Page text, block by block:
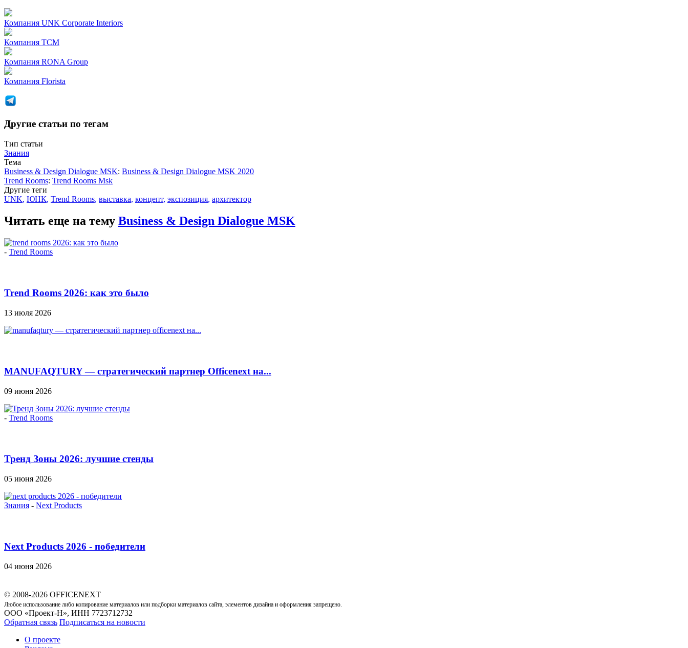
Компания UNK Corporate Interiors
Компания ТСМ
Компания RONA Group
Компания Florista
Другие статьи по тегам
Тип статьи
Знания
Тема
Business & Design Dialogue MSK: Business & Design Dialogue MSK 2020
Trend Rooms: Trend Rooms Msk
Другие теги
UNK, ЮНК, Trend Rooms, выставка, концепт, экспозиция, архитектор
Читать еще на тему Business & Design Dialogue MSK
- Trend Rooms
Trend Rooms 2026: как это было
13 июля 2026
MANUFAQTURY — стратегический партнер Officenext на...
09 июня 2026
- Trend Rooms
Тренд Зоны 2026: лучшие стенды
05 июня 2026
Знания - Next Products
Next Products 2026 - победители
04 июня 2026
© 2008-2026 OFFICENEXT
Любое использование либо копирование материалов или подборки материалов сайта, элементов дизайна и оформления запрещено.
ООО «Проект-Н», ИНН 7723712732
Обратная связь Подписаться на новости
О проекте